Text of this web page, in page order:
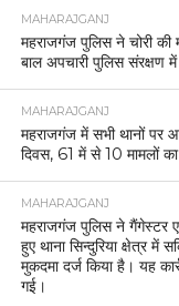
MAHARAJGANJ
महराजगंज पुलिस ने चोरी की
बाल अपचारी पुलिस संरक्षण में
MAHARAJGANJ
महराजगंज में सभी थानों पर
दिवस, 61 में से 10 मामलों
MAHARAJGANJ
महराजगंज पुलिस ने गैंगेस्टर
हुए थाना सिन्दुरिया क्षेत्र में
मुकदमा दर्ज किया है। यह
गई।